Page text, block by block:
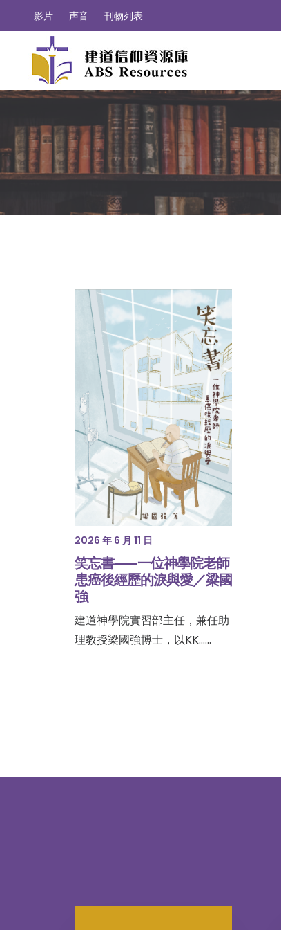
影片 声音 刊物列表
2026 年 6 月 11 日
笑忘書——一位神學院老師
患癌後經歷的淚與愛／梁國
強
建道神學院實習部主任，兼任助
理教授梁國強博士，以KK……